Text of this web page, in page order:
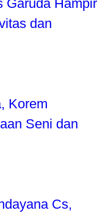
Garuda Hampir
dan
Korem
Seni dan
Cs,